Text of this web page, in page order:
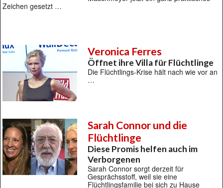
Zeichen gesetzt …
Veronica Ferres
Öffnet ihre Villa für Flüchtlinge
Die Flüchtlings-Krise hält nach wie vor an
…
Sarah Connor und die
Flüchtlinge
Diese Promis helfen auch im
Verborgenen
Sarah Connor sorgt derzeit für
Gesprächsstoff, weil sie eine
Flüchtlingsfamilie bei sich zu Hause